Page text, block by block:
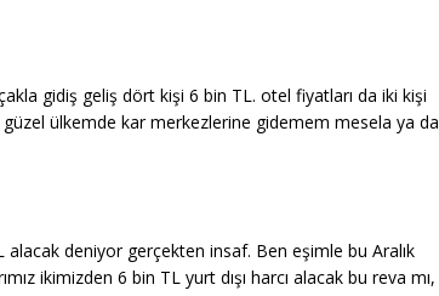
gidiş geliş dört kişi 6 bin TL. otel fiyatları da iki kişi
ülkemde kar merkezlerine gidemem mesela ya da
alacak deniyor gerçekten insaf. Ben eşimle bu Aralık
ikimizden 6 bin TL yurt dışı harcı alacak bu reva mı,